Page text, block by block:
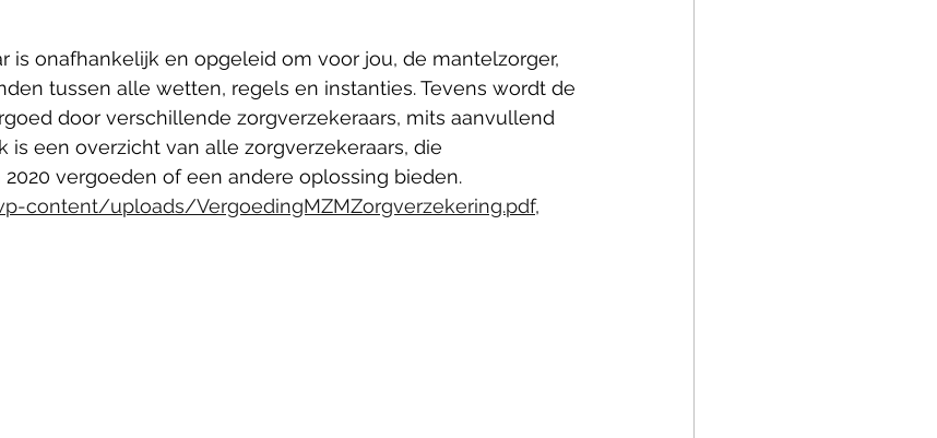
is onafhankelijk en opgeleid om voor jou, de mantelzorger,
tussen alle wetten, regels en instanties. Tevens wordt de
door verschillende zorgverzekeraars, mits aanvullend
is een overzicht van alle zorgverzekeraars, die
vergoeden of een andere oplossing bieden.
content/uploads/VergoedingMZMZorgverzekering.pdf,